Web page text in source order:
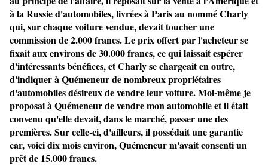
à la Russie d'automobiles, livrées à Paris au nommé Charly
qui, sur chaque voiture vendue, devait toucher une
commission de 2.000 francs. Le prix offert par l'acheteur se
fixait aux environs de 30.000 francs, ce qui laissait espérer
d'intéressants bénéfices, et Charly se chargeait en outre,
d'indiquer à Quémeneur de nombreux propriétaires
d'automobiles désireux de vendre leur voiture. Moi-même je
proposai à Quémeneur de vendre mon automobile et il était
convenu qu'elle devait, dans le marché, passer une des
premières. Sur celle-ci, d'ailleurs, il possédait une garantie
car, voici dix mois environ, Quémeneur m'avait consenti un
prêt de 15.000 francs.